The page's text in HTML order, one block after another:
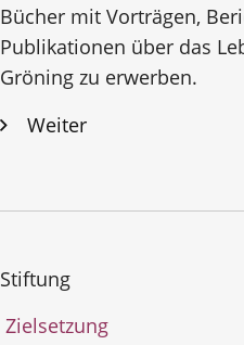
Bücher mit Vorträgen,
Publikationen über das
Gröning zu erwerben.
Weiter
Stiftung
Zielsetzung